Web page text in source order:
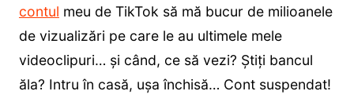
contul meu de TikTok să mă bucur de milioanele
de vizualizări pe care le au ultimele mele
videoclipuri… și când, ce să vezi? Știți bancul
ăla? Intru în casă, ușa închisă… Cont suspendat!